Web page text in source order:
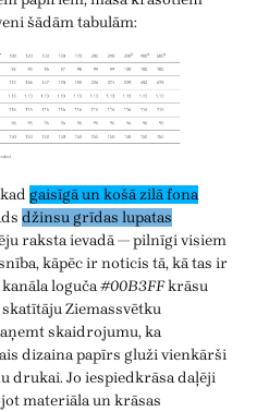
šādām tabulām:
gaisīgā un košā zilā fona
džinsu grīdas lupatas
raksta ievadā — pilnīgi visiem
kāpēc ir noticis tā, kā tas ir
kanāla loguča#00B3FFkrāsu
Ziemassvētku
skaidrojumu, ka
dizaina papīrs gluži vienkārši
drukai. Jo iespiedkrāsa daļēji
materiāla un krāsas